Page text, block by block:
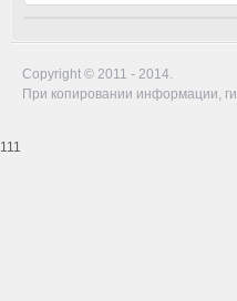
Copyright © 2011 - 2014.
При копировании информации,
111